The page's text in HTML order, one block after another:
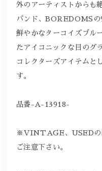
外のアーティストからも
バンド、BOREDOMSの
鮮やかなターコイズブル
たアイコニックな目のグ
コレクターズアイテムと
す。
品番-A-13918-
※VINTAGE、USEDの
ご注意下さい。